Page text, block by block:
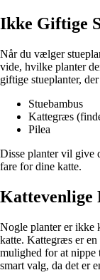
Ikke Giftige
Når du vælger
vide, hvilke planter
giftige stueplanter,
Stuebambus
Kattegræs
Pilea
Disse planter vil give
fare for dine katte.
Kattevenlige
Nogle planter er ikke
katte. Kattegræs er
mulighed for at nippe
smart valg, da det er